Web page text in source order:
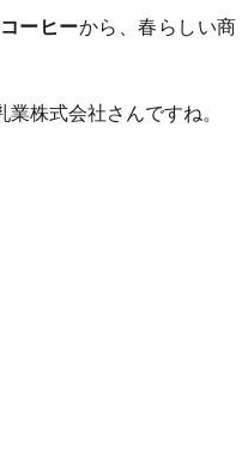
ーヒーから、春らしい商
株式会社さんですね。